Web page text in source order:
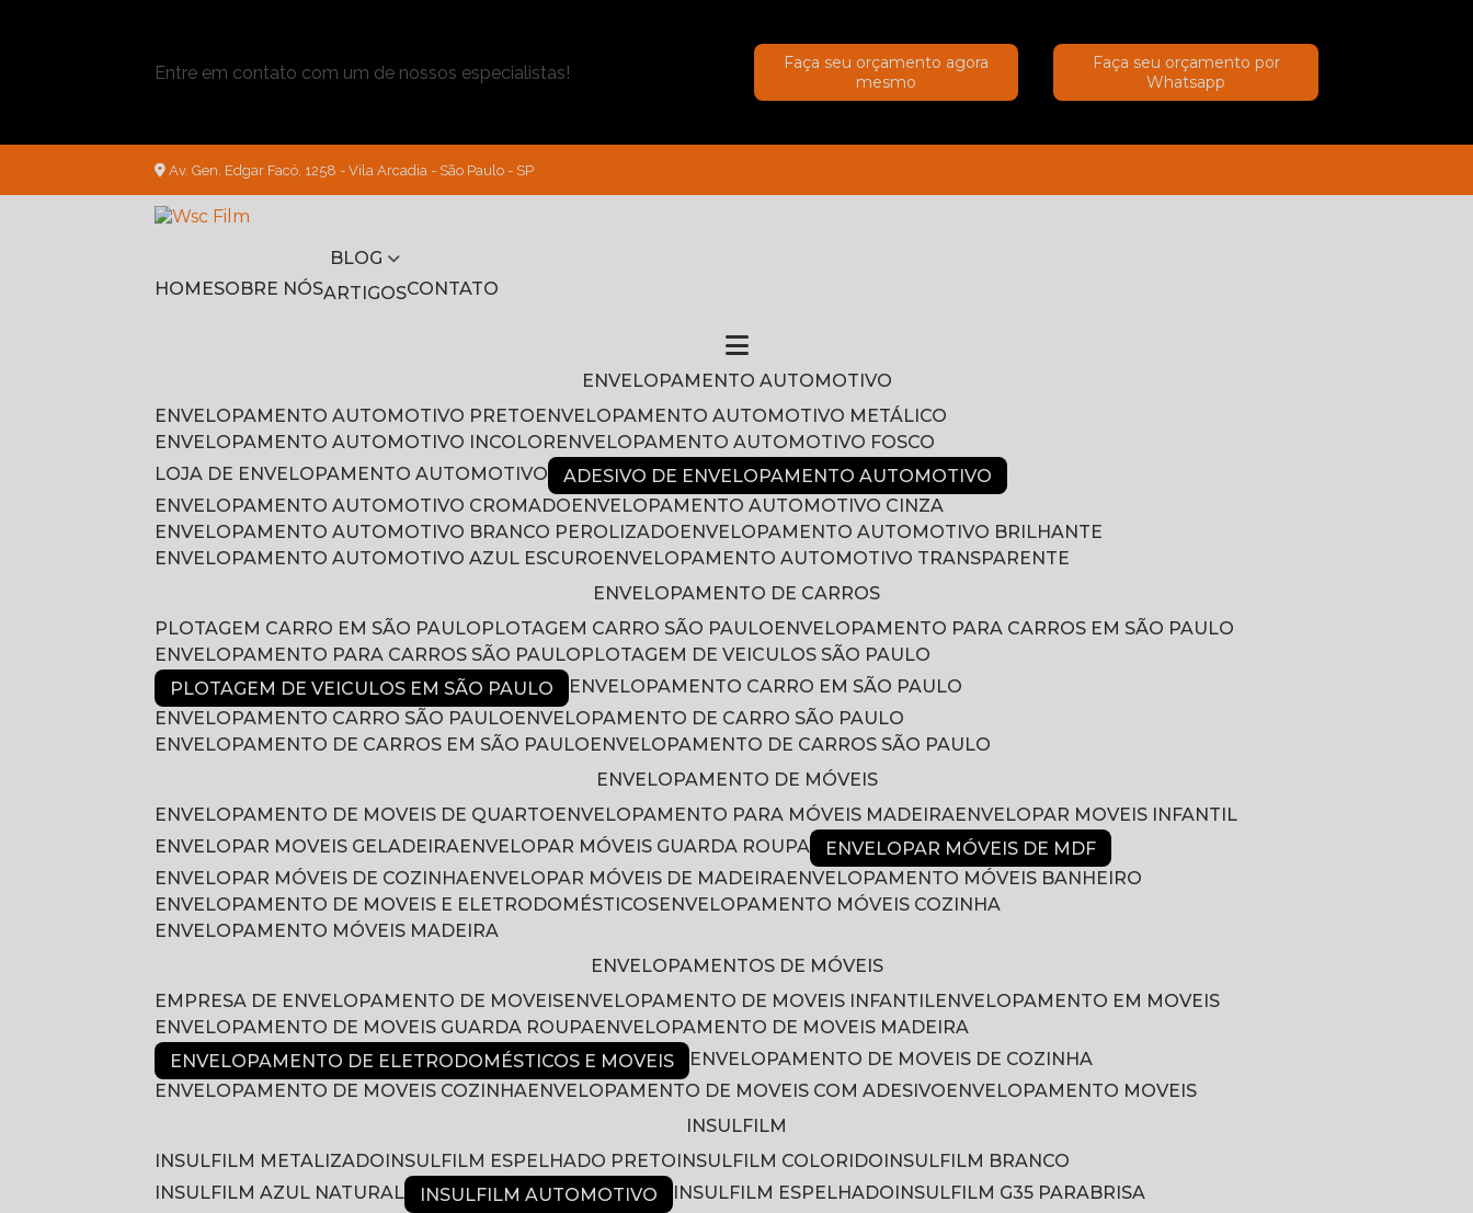
Entre em contato com um de nossos especialistas!
Faça seu orçamento agora
mesmo
Faça seu orçamento por
Whatsapp
Av. Gen. Edgar Facó, 1258 - Vila Arcadia - São Paulo - SP
HOME SOBRE NÓS
BLOG
ARTIGOS
CONTATO
ENVELOPAMENTO AUTOMOTIVO
ENVELOPAMENTO AUTOMOTIVO PRETO
ENVELOPAMENTO AUTOMOTIVO METÁLICO
ENVELOPAMENTO AUTOMOTIVO INCOLOR
ENVELOPAMENTO AUTOMOTIVO FOSCO
LOJA DE ENVELOPAMENTO AUTOMOTIVO
ADESIVO DE ENVELOPAMENTO AUTOMOTIVO
ENVELOPAMENTO AUTOMOTIVO CROMADO
ENVELOPAMENTO AUTOMOTIVO CINZA
ENVELOPAMENTO AUTOMOTIVO BRANCO PEROLIZADO
ENVELOPAMENTO AUTOMOTIVO BRILHANTE
ENVELOPAMENTO AUTOMOTIVO AZUL ESCURO
ENVELOPAMENTO AUTOMOTIVO TRANSPARENTE
ENVELOPAMENTO DE CARROS
PLOTAGEM CARRO EM SÃO PAULO
PLOTAGEM CARRO SÃO PAULO
ENVELOPAMENTO PARA CARROS EM SÃO PAULO
ENVELOPAMENTO PARA CARROS SÃO PAULO
PLOTAGEM DE VEICULOS SÃO PAULO
PLOTAGEM DE VEICULOS EM SÃO PAULO
ENVELOPAMENTO CARRO EM SÃO PAULO
ENVELOPAMENTO CARRO SÃO PAULO
ENVELOPAMENTO DE CARRO SÃO PAULO
ENVELOPAMENTO DE CARROS EM SÃO PAULO
ENVELOPAMENTO DE CARROS SÃO PAULO
ENVELOPAMENTO DE MÓVEIS
ENVELOPAMENTO DE MOVEIS DE QUARTO
ENVELOPAMENTO PARA MÓVEIS MADEIRA
ENVELOPAR MOVEIS INFANTIL
ENVELOPAR MOVEIS GELADEIRA
ENVELOPAR MÓVEIS GUARDA ROUPA
ENVELOPAR MÓVEIS DE MDF
ENVELOPAR MÓVEIS DE COZINHA
ENVELOPAR MÓVEIS DE MADEIRA
ENVELOPAMENTO MÓVEIS BANHEIRO
ENVELOPAMENTO DE MOVEIS E ELETRODOMÉSTICOS
ENVELOPAMENTO MÓVEIS COZINHA
ENVELOPAMENTO MÓVEIS MADEIRA
ENVELOPAMENTOS DE MÓVEIS
EMPRESA DE ENVELOPAMENTO DE MOVEIS
ENVELOPAMENTO DE MOVEIS INFANTIL
ENVELOPAMENTO EM MOVEIS
ENVELOPAMENTO DE MOVEIS GUARDA ROUPA
ENVELOPAMENTO DE MOVEIS MADEIRA
ENVELOPAMENTO DE ELETRODOMÉSTICOS E MOVEIS
ENVELOPAMENTO DE MOVEIS DE COZINHA
ENVELOPAMENTO DE MOVEIS COZINHA
ENVELOPAMENTO DE MOVEIS COM ADESIVO
ENVELOPAMENTO MOVEIS
INSULFILM
INSULFILM METALIZADO INSULFILM ESPELHADO PRETO INSULFILM COLORIDO INSULFILM BRANCO
INSULFILM AZUL NATURAL
INSULFILM AUTOMOTIVO INSULFILM ESPELHADO INSULFILM G35 PARABRISA